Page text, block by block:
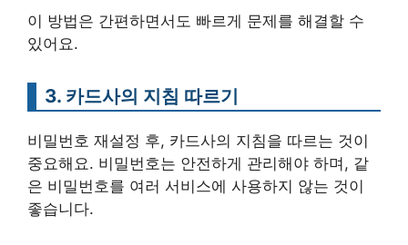
이 방법은 간편하면서도 빠르게 문제를 해결할 수
있어요.
3. 카드사의 지침 따르기
비밀번호 재설정 후, 카드사의 지침을 따르는 것이
중요해요. 비밀번호는 안전하게 관리해야 하며, 같
은 비밀번호를 여러 서비스에 사용하지 않는 것이
좋습니다.